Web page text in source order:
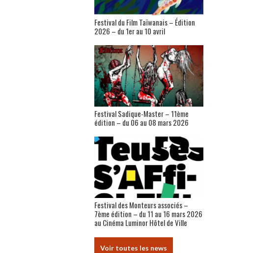
Festival du Film Taïwanais – Édition
2026 – du 1er au 10 avril
Festival Sadique-Master – 11ème
édition – du 06 au 08 mars 2026
Festival des Monteurs associés –
7ème édition – du 11 au 16 mars 2026
au Cinéma Luminor Hôtel de Ville
Voir toutes les news